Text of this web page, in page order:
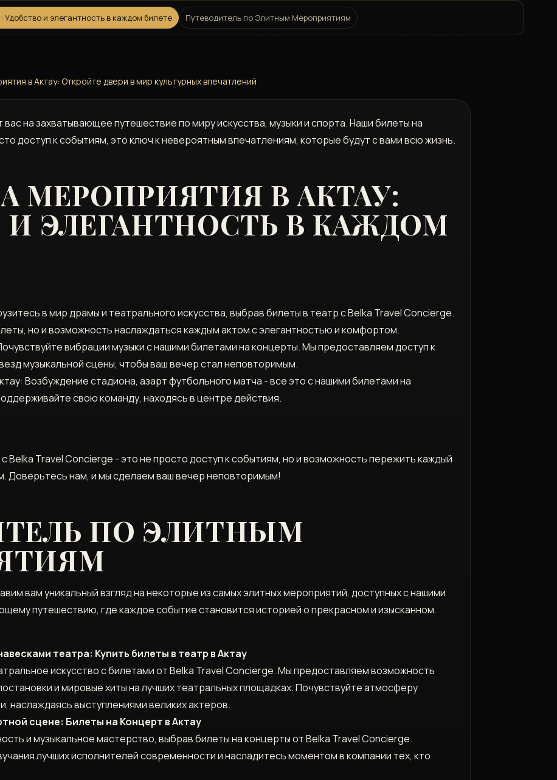
и элегантность в каждом билете Путеводитель по Элитным Мероприятиям
в Актау: Откройте двери в мир культурных впечатлений
на захватывающее путешествие по миру искусства, музыки и спорта. Наши билеты на
доступ к событиям, это ключ к невероятным впечатлениям, которые будут с вами всю жизнь.
МЕРОПРИЯТИЯ В АКТАУ:
И ЭЛЕГАНТНОСТЬ В КАЖДОМ
в мир драмы и театрального искусства, выбрав билеты в театр с Belka Travel Concierge.
но и возможность наслаждаться каждым актом с элегантностью и комфортом.
вибрации музыки с нашими билетами на концерты. Мы предоставляем доступ к
музыкальной сцены, чтобы ваш вечер стал неповторимым.
Возбуждение стадиона, азарт футбольного матча - все это с нашими билетами на
свою команду, находясь в центре действия.
Belka Travel Concierge - это не просто доступ к событиям, но и возможность пережить каждый
Доверьтесь нам, и мы сделаем ваш вечер неповторимым!
ПО ЭЛИТНЫМ
вам уникальный взгляд на некоторые из самых элитных мероприятий, доступных с нашими
путешествию, где каждое событие становится историей о прекрасном и изысканном.
театра: Купить билеты в театр в Актау
искусство с билетами от Belka Travel Concierge. Мы предоставляем возможность
и мировые хиты на лучших театральных площадках. Почувствуйте атмосферу
наслаждаясь выступлениями великих актеров.
сцене: Билеты на Концерт в Актау
и музыкальное мастерство, выбрав билеты на концерты от Belka Travel Concierge.
лучших исполнителей современности и насладитесь моментом в компании тех, кто